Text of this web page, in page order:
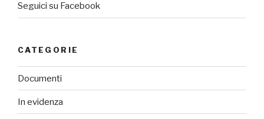
Seguici su Facebook
CATEGORIE
Documenti
In evidenza